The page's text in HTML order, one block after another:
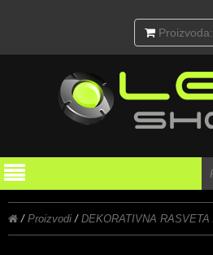
Proizvoda:
/ Proizvodi / DEKORATIVNA